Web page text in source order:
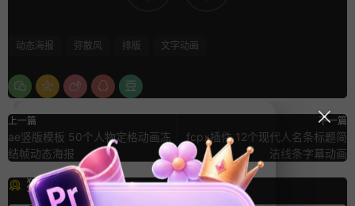
动态海报 弥散风 排版 文字动画
上一篇
ae竖版模板 50个人物定格动画冻
结帧动态海报
下一篇
fcpx插件 12个现代人名条标题简
洁线条字幕动画
猜你喜欢